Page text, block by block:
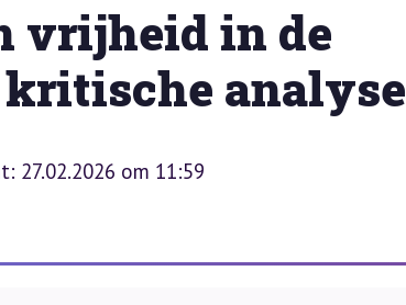
vrijheid in de
kritische analyse
27.02.2026 om 11:59